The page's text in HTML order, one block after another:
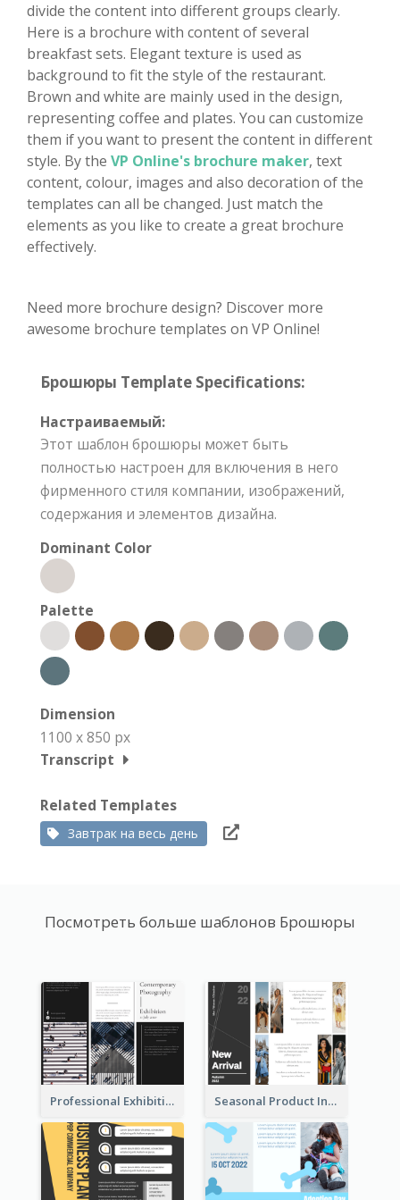
divide the content into different groups clearly.
Here is a brochure with content of several
breakfast sets. Elegant texture is used as
background to fit the style of the restaurant.
Brown and white are mainly used in the design,
representing coffee and plates. You can customize
them if you want to present the content in different
style. By the VP Online's brochure maker, text
content, colour, images and also decoration of the
templates can all be changed. Just match the
elements as you like to create a great brochure
effectively.
Need more brochure design? Discover more
awesome brochure templates on VP Online!
Брошюры Template Specifications:
Настраиваемый:
Этот шаблон брошюры может быть
полностью настроен для включения в него
фирменного стиля компании, изображений,
содержания и элементов дизайна.
Dominant Color
Palette
Dimension
1100 x 850 px
Transcript
Related Templates
Завтрак на весь день
Посмотреть больше шаблонов Брошюры
Professional Exhibition Event Tri Fold Brochure Seasonal Product Informational Tri Fold Brochure